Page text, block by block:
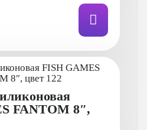
FANTOM 8″,